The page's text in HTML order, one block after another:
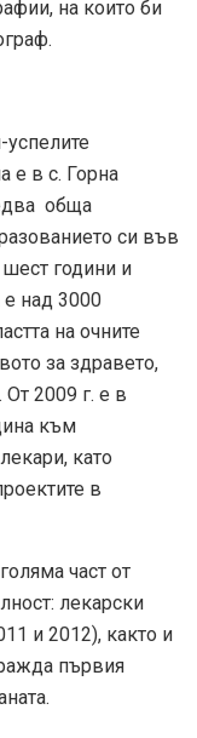
на които би
е в с. Горна
обща
си във
години и
е над 3000
на очните
за здравето,
2009 г. е в
към
като
в
част от
лекарски
и 2012), както и
първия